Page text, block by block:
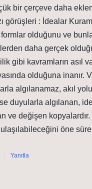
bir çerçeve daha
görüşleri : İdealar
olduğunu ve
daha gerçek
gibi kavramların asıl
olduğuna inanır.
algılanamaz, akıl
duyularla algılanan,
ve değişen kopyalardır.
öne
Yanıtla